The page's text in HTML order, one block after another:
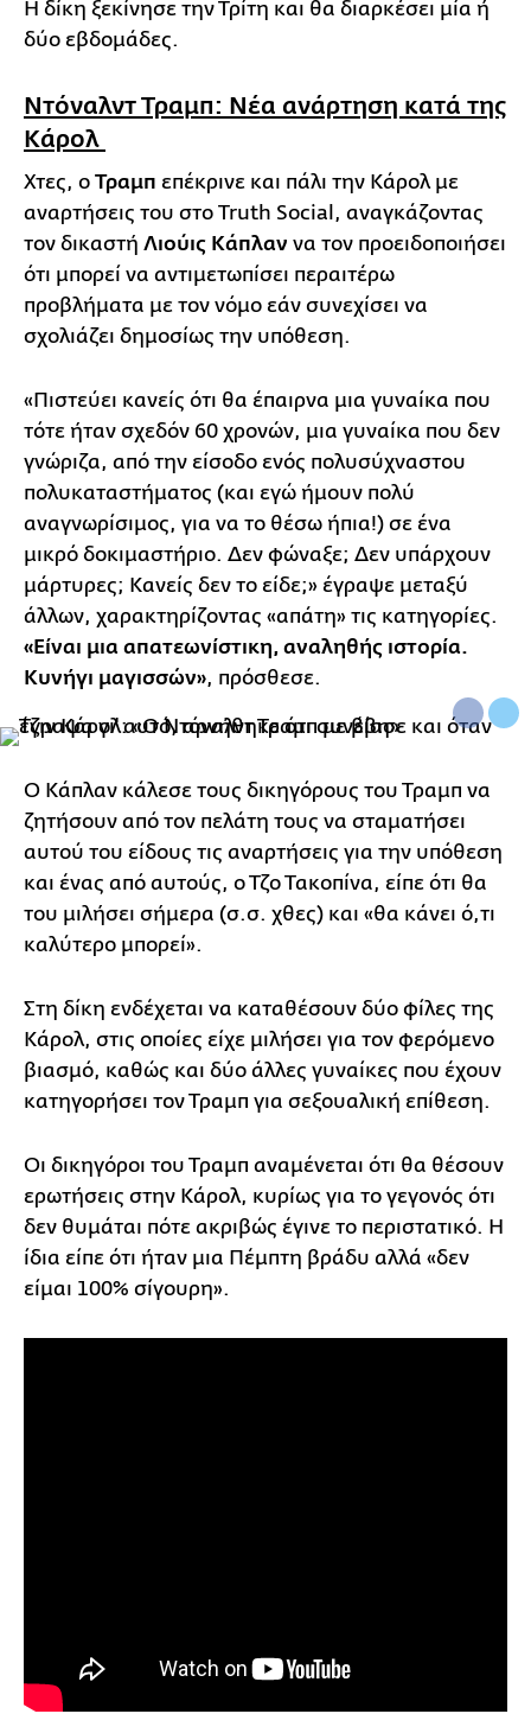
Η δίκη ξεκίνησε την Τρίτη και θα διαρκέσει μία ή
δύο εβδομάδες.
Ντόναλντ Τραμπ: Νέα ανάρτηση κατά της
Κάρολ
Χτες, ο Τραμπ επέκρινε και πάλι την Κάρολ με
αναρτήσεις του στο Truth Social, αναγκάζοντας
τον δικαστή Λιούις Κάπλαν να τον προειδοποιήσει
ότι μπορεί να αντιμετωπίσει περαιτέρω
προβλήματα με τον νόμο εάν συνεχίσει να
σχολιάζει δημοσίως την υπόθεση.
«Πιστεύει κανείς ότι θα έπαιρνα μια γυναίκα που
τότε ήταν σχεδόν 60 χρονών, μια γυναίκα που δεν
γνώριζα, από την είσοδο ενός πολυσύχναστου
πολυκαταστήματος (και εγώ ήμουν πολύ
αναγνωρίσιμος, για να το θέσω ήπια!) σε ένα
μικρό δοκιμαστήριο. Δεν φώναξε; Δεν υπάρχουν
μάρτυρες; Κανείς δεν το είδε;» έγραψε μεταξύ
άλλων, χαρακτηρίζοντας «απάτη» τις κατηγορίες.
«Είναι μια απατεωνίστικη, αναληθής ιστορία.
Κυνήγι μαγισσών», πρόσθεσε.
Ο Κάπλαν κάλεσε τους δικηγόρους του Τραμπ να
ζητήσουν από τον πελάτη τους να σταματήσει
αυτού του είδους τις αναρτήσεις για την υπόθεση
και ένας από αυτούς, ο Τζο Τακοπίνα, είπε ότι θα
του μιλήσει σήμερα (σ.σ. χθες) και «θα κάνει ό,τι
καλύτερο μπορεί».
Στη δίκη ενδέχεται να καταθέσουν δύο φίλες της
Κάρολ, στις οποίες είχε μιλήσει για τον φερόμενο
βιασμό, καθώς και δύο άλλες γυναίκες που έχουν
κατηγορήσει τον Τραμπ για σεξουαλική επίθεση.
Οι δικηγόροι του Τραμπ αναμένεται ότι θα θέσουν
ερωτήσεις στην Κάρολ, κυρίως για το γεγονός ότι
δεν θυμάται πότε ακριβώς έγινε το περιστατικό. Η
ίδια είπε ότι ήταν μια Πέμπτη βράδυ αλλά «δεν
είμαι 100% σίγουρη».